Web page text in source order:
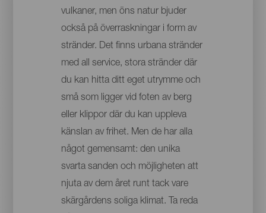
vulkaner, men öns natur bjuder
också på överraskningar i form av
stränder. Det finns urbana stränder
med all service, stora stränder där
du kan hitta ditt eget utrymme och
små som ligger vid foten av berg
eller klippor där du kan uppleva
känslan av frihet. Men de har alla
något gemensamt: den unika
svarta sanden och möjligheten att
njuta av dem året runt tack vare
skärgårdens soliga klimat. Ta reda